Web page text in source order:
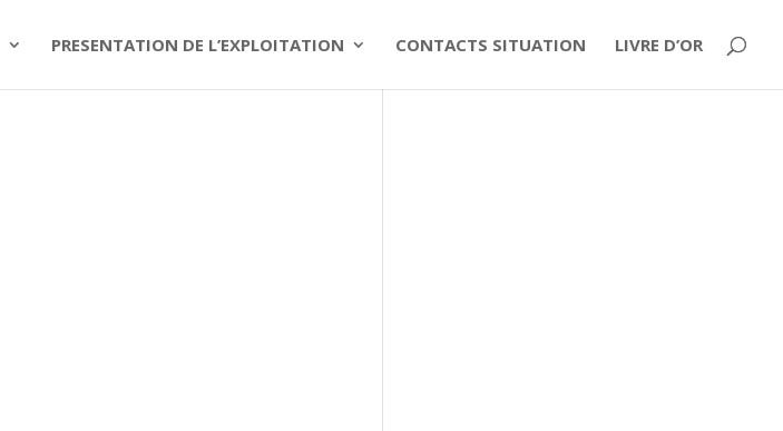
PRESENTATION DE L’EXPLOITATION CONTACTS SITUATION LIVRE D’OR